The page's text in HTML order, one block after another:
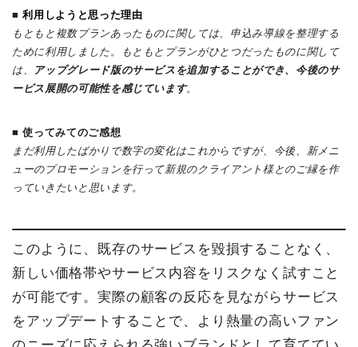
■利用しようと思った理由
もともと複数プランあったものに関しては、申込み導線を整理する
ために利用しました。もともとプランがひとつだったものに関して
は、
アップグレード版のサービスを追加することができ、今後のサ
ービス展開の可能性を感じています。
■使ってみてのご感想
まだ利用したばかりで数字の変化はこれからですが、今後、新メニ
ューのプロモーションを行って新規のクライアント様とのご縁を作
っていきたいと思います。
このように、既存のサービスを毀損することなく、
新しい価格帯やサービス内容をリスクなく試すこと
が可能です。実際の顧客の反応を見ながらサービス
をアップデートすることで、より熱量の高いファン